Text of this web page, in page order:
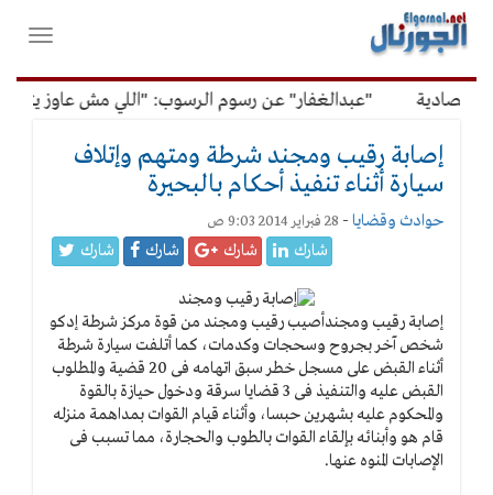
القائمة
الرئيسية
فتح
"عبدالغفار" عن رسوم الرسوب: "اللي مش عاوز يتعلم
إصابة رقيب ومجند شرطة ومتهم وإتلاف
سيارة أثناء تنفيذ أحكام بالبحيرة
حوادث وقضايا - 28 فبراير 2014 9:03 ص
شارك شارك شارك شارك
إصابة رقيب ومجندأصيب رقيب ومجند من قوة مركز شرطة إدكو
شخص آخر بجروح وسحجات وكدمات، كما أتلفت سيارة شرطة
أثناء القبض على مسجل خطر سبق اتهامه فى 20 قضية والمطلوب
القبض عليه والتنفيذ فى 3 قضايا سرقة ودخول حيازة بالقوة
والمحكوم عليه بشهرين حبسا، وأثناء قيام القوات بمداهمة منزله
قام هو وأبنائه بإلقاء القوات بالطوب والحجارة، مما تسبب فى
الإصابات المنوه عنها.